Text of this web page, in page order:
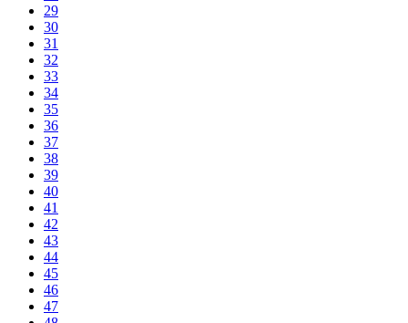
29
30
31
32
33
34
35
36
37
38
39
40
41
42
43
44
45
46
47